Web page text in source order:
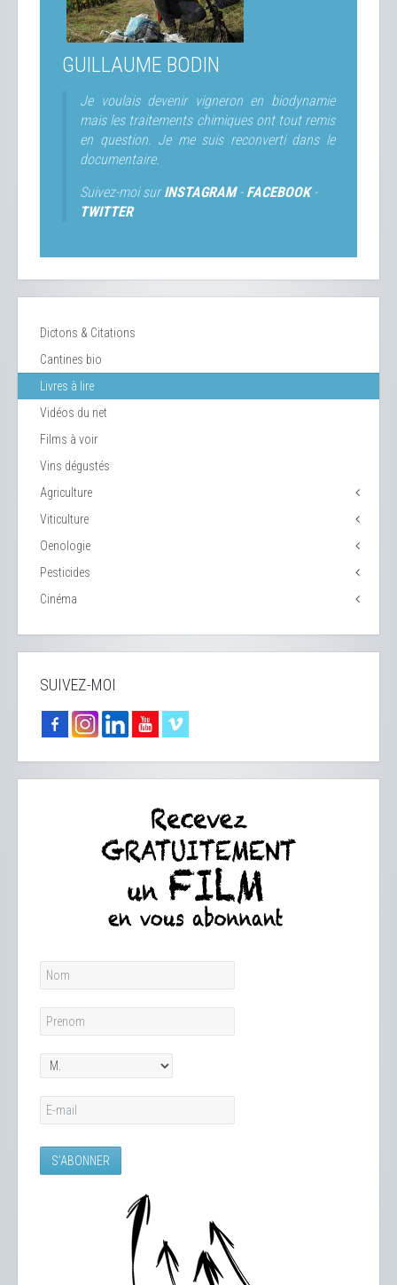
GUILLAUME BODIN
Je voulais devenir vigneron en biodynamie
mais les traitements chimiques ont tout remis
en question. Je me suis reconverti dans le
documentaire.
Suivez-moi surINSTAGRAM- FACEBOOK-
TWITTER
Dictons & Citations
Cantines bio
Livres à lire
Vidéos du net
Films à voir
Vins dégustés
Agriculture
Viticulture
Oenologie
Pesticides
Cinéma
SUIVEZ-MOI